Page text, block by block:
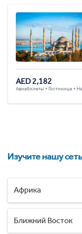
AED 2,182
Авиабилеты + Гостиница +
Изучите нашу
Африка
Ближний Восток